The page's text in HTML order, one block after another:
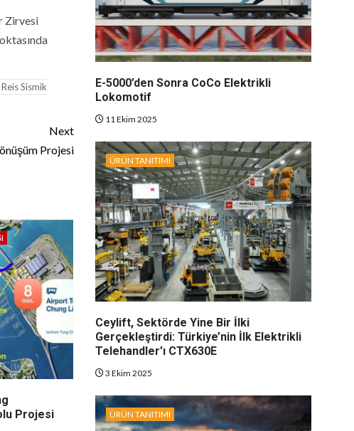
Zirvesi
Sismik
Next
Projesi
Projesi
E-5000’den Sonra CoCo Elektrikli
Lokomotif
11 Ekim 2025
ÜRÜN TANITIMI
Ceylift, Sektörde Yine Bir İlki
Gerçekleştirdi: Türkiye’nin İlk Elektrikli
Telehandler’ı CTX630E
3 Ekim 2025
ÜRÜN TANITIMI